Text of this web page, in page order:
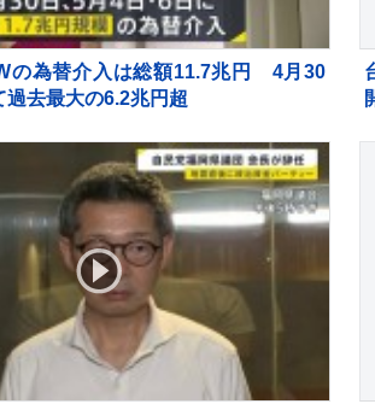
の為替介入は総額11.7兆円 4月30
過去最大の6.2兆円超